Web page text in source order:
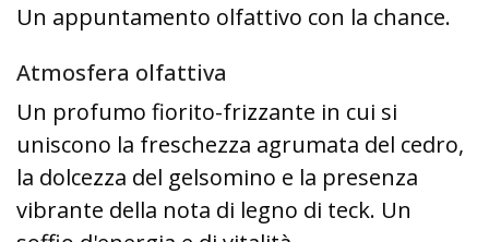
Un appuntamento olfattivo con la chance.
Atmosfera olfattiva
Un profumo fiorito-frizzante in cui si
uniscono la freschezza agrumata del cedro,
la dolcezza del gelsomino e la presenza
vibrante della nota di legno di teck. Un